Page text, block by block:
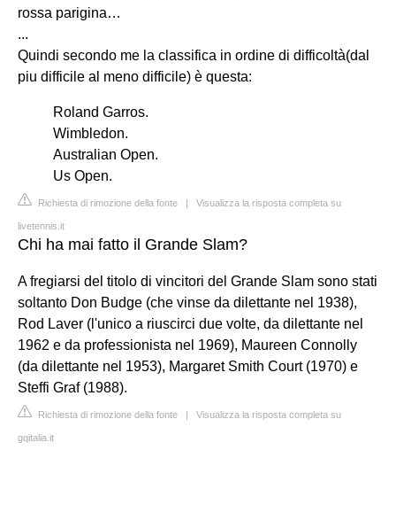
rossa parigina…
...
Quindi secondo me la classifica in ordine di difficoltà(dal
piu difficile al meno difficile) è questa:
Roland Garros.
Wimbledon.
Australian Open.
Us Open.
Richiesta di rimozione della fonte | Visualizza la risposta completa su
livetennis.it
Chi ha mai fatto il Grande Slam?
A fregiarsi del titolo di vincitori del Grande Slam sono stati
soltanto Don Budge (che vinse da dilettante nel 1938),
Rod Laver (l'unico a riuscirci due volte, da dilettante nel
1962 e da professionista nel 1969), Maureen Connolly
(da dilettante nel 1953), Margaret Smith Court (1970) e
Steffi Graf (1988).
Richiesta di rimozione della fonte | Visualizza la risposta completa su
gqitalia.it